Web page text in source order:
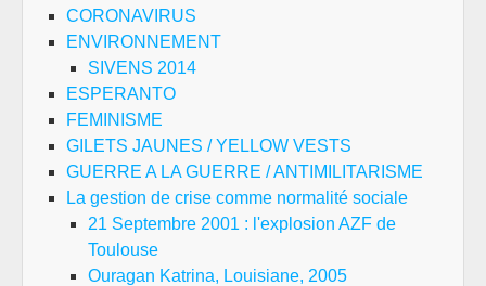
CORONAVIRUS
ENVIRONNEMENT
SIVENS 2014
ESPERANTO
FEMINISME
GILETS JAUNES / YELLOW VESTS
GUERRE A LA GUERRE / ANTIMILITARISME
La gestion de crise comme normalité sociale
21 Septembre 2001 : l'explosion AZF de
Toulouse
Ouragan Katrina, Louisiane, 2005